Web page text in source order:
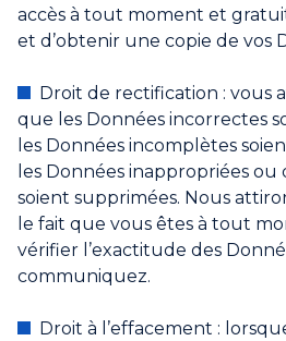
accès à tout moment et
et d’obtenir une copie de vos
Droit de rectification : vous
que les Données incorrectes
les Données incomplètes
les Données inappropriées
soient supprimées. Nous
le fait que vous êtes à tout
vérifier l’exactitude des
communiquez.
Droit à l’effacement :